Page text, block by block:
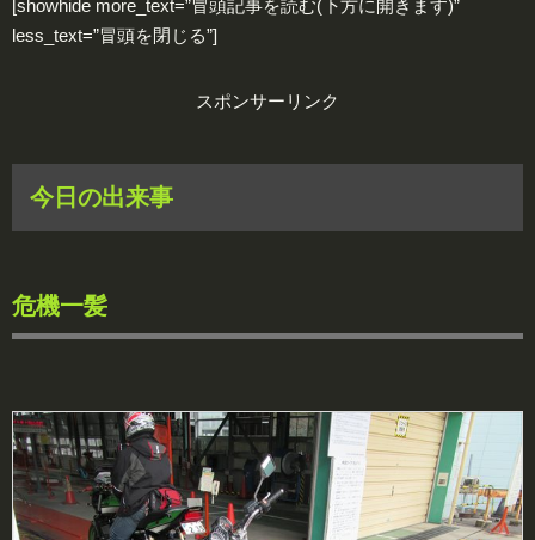
[showhide more_text=”冒頭記事を読む(下方に開きます)”
less_text=”冒頭を閉じる”]
スポンサーリンク
今日の出来事
危機一髪